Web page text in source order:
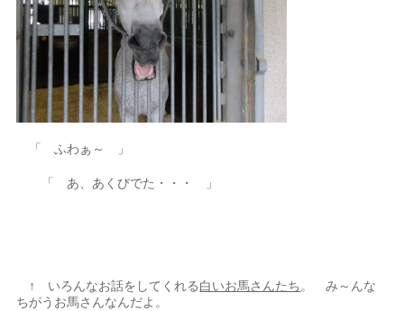
「 ふわぁ～ 」
「 あ、あくびでた・・・ 」
↑ いろんなお話をしてくれる白いお馬さんたち。 み～んな
ちがうお馬さんなんだよ。